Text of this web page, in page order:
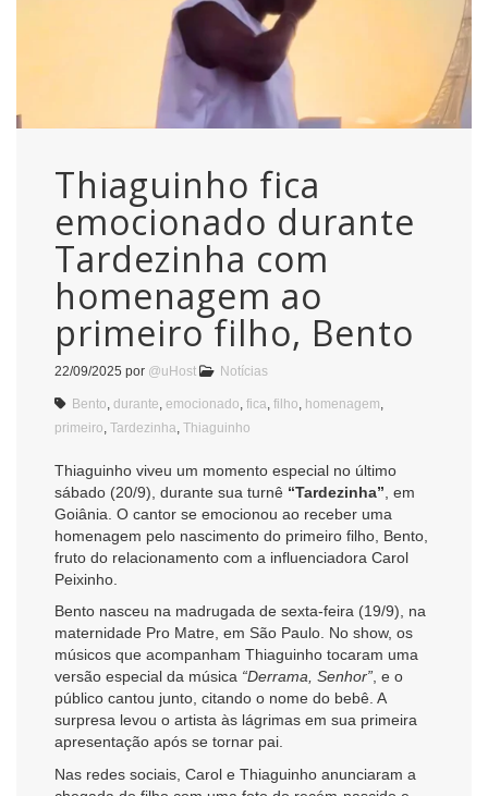
Thiaguinho fica
emocionado durante
Tardezinha com
homenagem ao
primeiro filho, Bento
22/09/2025 por @uHost Notícias
Bento durante emocionado fica filho homenagem
primeiro Tardezinha Thiaguinho
Thiaguinho viveu um momento especial no último
sábado (20/9), durante sua turnê “Tardezinha” , em
Goiânia. O cantor se emocionou ao receber uma
homenagem pelo nascimento do primeiro filho, Bento,
fruto do relacionamento com a influenciadora Carol
Peixinho.
Bento nasceu na madrugada de sexta-feira (19/9), na
maternidade Pro Matre, em São Paulo. No show, os
músicos que acompanham Thiaguinho tocaram uma
versão especial da música “Derrama, Senhor” , e o
público cantou junto, citando o nome do bebê. A
surpresa levou o artista às lágrimas em sua primeira
apresentação após se tornar pai.
Nas redes sociais, Carol e Thiaguinho anunciaram a